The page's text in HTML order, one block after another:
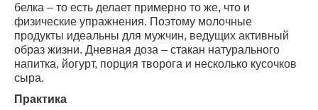
белка – то есть делает примерно то же, что и
физические упражнения. Поэтому молочные
продукты идеальны для мужчин, ведущих активный
образ жизни. Дневная доза – стакан натурального
напитка, йогурт, порция творога и несколько кусочков
сыра.
Практика